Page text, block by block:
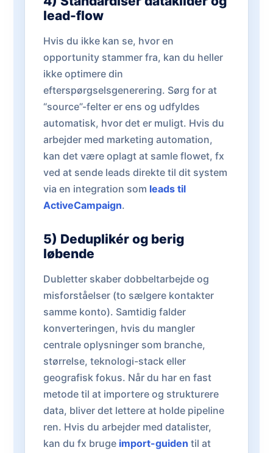
lead-flow
Hvis du ikke kan se, hvor en
opportunity stammer fra, kan du heller
ikke optimere din
efterspørgselsgenerering. Sørg for at
“source”-felter er ens og udfyldes
automatisk, hvor det er muligt. Hvis du
arbejder med marketing automation,
kan det være oplagt at samle flowet, fx
ved at sende leads direkte til dit system
via en integration som leads til
ActiveCampaign.
5) Deduplikér og berig
løbende
Dubletter skaber dobbeltarbejde og
misforståelser (to sælgere kontakter
samme konto). Samtidig falder
konverteringen, hvis du mangler
centrale oplysninger som branche,
størrelse, teknologi-stack eller
geografisk fokus. Når du har en fast
metode til at importere og strukturere
data, bliver det lettere at holde pipeline
ren. Hvis du arbejder med datalister,
kan du fx bruge import-guiden til at